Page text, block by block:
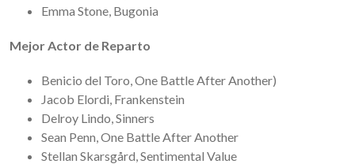
Emma Stone, Bugonia
Mejor Actor de Reparto
Benicio del Toro, One Battle After Another)
Jacob Elordi, Frankenstein
Delroy Lindo, Sinners
Sean Penn, One Battle After Another
Stellan Skarsgård, Sentimental Value